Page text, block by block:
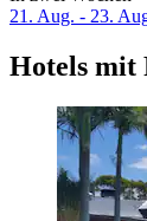
21. Aug. - 23.
Hotels mit